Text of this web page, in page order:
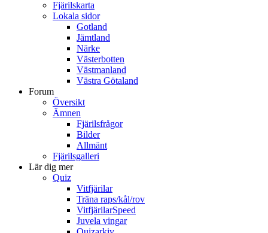
Fjärilskarta
Lokala sidor
Gotland
Jämtland
Närke
Västerbotten
Västmanland
Västra Götaland
Forum
Översikt
Ämnen
Fjärilsfrågor
Bilder
Allmänt
Fjärilsgalleri
Lär dig mer
Quiz
Vitfjärilar
Träna raps/kål/rov
VitfjärilarSpeed
Juvela vingar